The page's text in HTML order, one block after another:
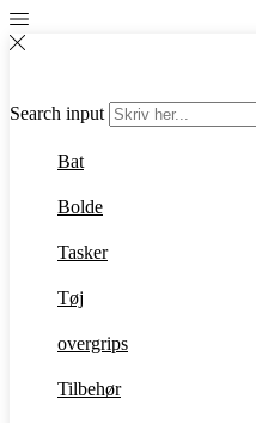
Search input
Bat
Bolde
Tasker
Tøj
overgrips
Tilbehør